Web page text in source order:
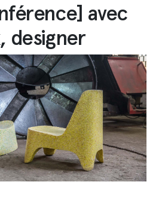
avec
designer